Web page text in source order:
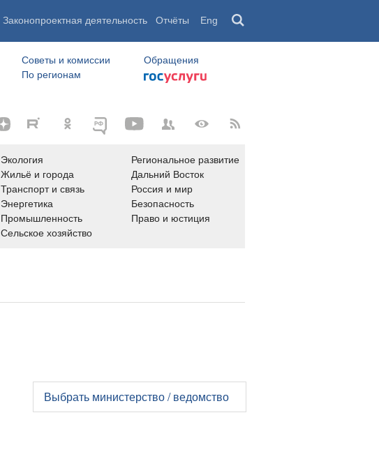
Законопроектная деятельность Отчёты Eng
Советы и комиссии
По регионам
Обращения
Экология
Жильё и города
Транспорт и связь
Энергетика
Промышленность
Сельское хозяйство
Региональное развитие
Дальний Восток
Россия и мир
Безопасность
Право и юстиция
Выбрать министерство / ведомство